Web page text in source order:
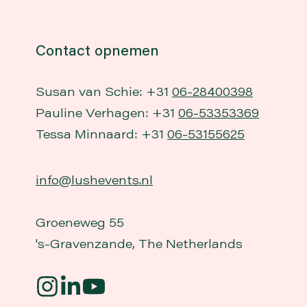
Contact opnemen
Susan van Schie: +31 06-28400398
Pauline Verhagen: +31 06-53353369
Tessa Minnaard: +31 06-53155625
info@lushevents.nl
Groeneweg 55
's-Gravenzande, The Netherlands